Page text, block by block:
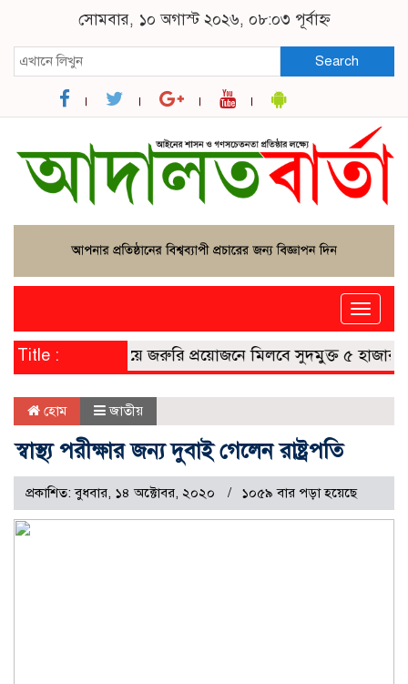
সোমবার, ১০ অগাস্ট ২০২৬, ০৮:০৩ পূর্বাহ্ন
Search
Toggle
Title :
মোবাইল ব্যাংকিংয়ে জরুরি প্রয়োজনে মিলবে সুদমুক্ত ৫ হাজার
হোম জাতীয়
স্বাস্থ্য পরীক্ষার জন্য দুবাই গেলেন রাষ্ট্রপতি
প্রকাশিত: বুধবার, ১৪ অক্টোবর, ২০২০ ১০৫৯ বার পড়া হয়েছে